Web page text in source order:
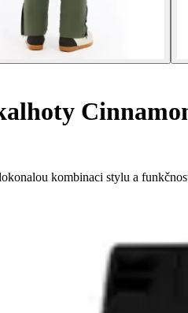
kombinaci stylu a